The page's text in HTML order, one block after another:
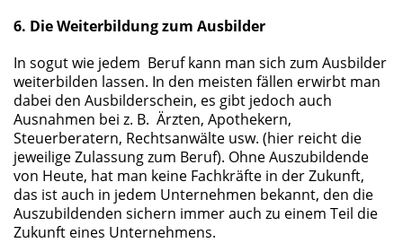
6. Die Weiterbildung zum Ausbilder
In sogut wie jedem Beruf kann man sich zum Ausbilder
weiterbilden lassen. In den meisten fällen erwirbt man
dabei den Ausbilderschein, es gibt jedoch auch
Ausnahmen bei z. B. Ärzten, Apothekern,
Steuerberatern, Rechtsanwälte usw. (hier reicht die
jeweilige Zulassung zum Beruf). Ohne Auszubildende
von Heute, hat man keine Fachkräfte in der Zukunft,
das ist auch in jedem Unternehmen bekannt, den die
Auszubildenden sichern immer auch zu einem Teil die
Zukunft eines Unternehmens.